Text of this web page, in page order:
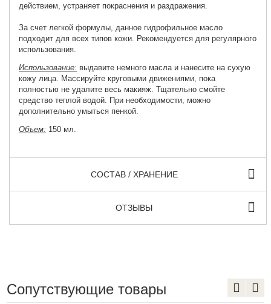
действием, устраняет покраснения и раздражения.
За счет легкой формулы, данное гидрофильное масло
подходит для всех типов кожи. Рекомендуется для регулярного
использования.
Использование: выдавите немного масла и нанесите на сухую
кожу лица. Массируйте круговыми движениями, пока
полностью не удалите весь макияж. Тщательно смойте
средство теплой водой. При необходимости, можно
дополнительно умыться пенкой.
Объем: 150 мл.
СОСТАВ / ХРАНЕНИЕ
ОТЗЫВЫ
Сопутствующие товары